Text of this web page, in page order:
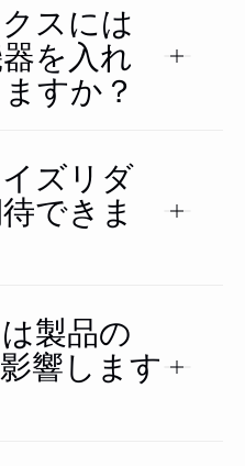
スには
を入れ
すか？
ズリダ
できま
製品の
響します